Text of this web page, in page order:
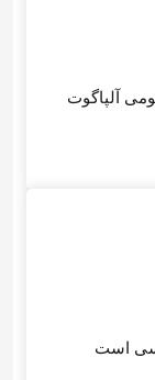
آلپاگوت
سی است